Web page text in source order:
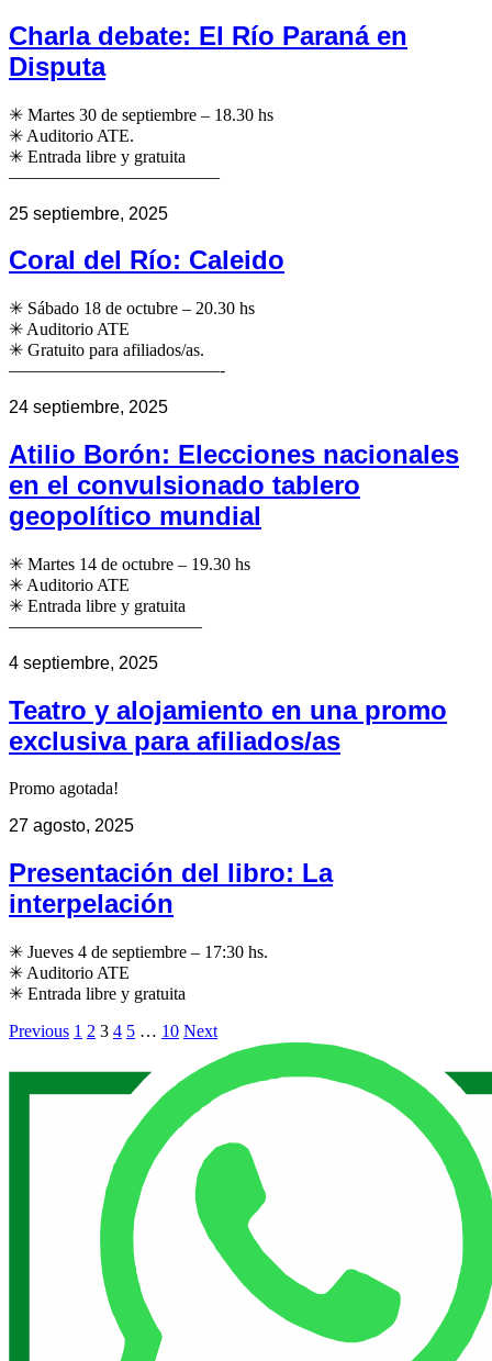
Charla debate: El Río Paraná en
Disputa
✳ Martes 30 de septiembre – 18.30 hs
✳ Auditorio ATE.
✳ Entrada libre y gratuita
————————————
25 septiembre, 2025
Coral del Río: Caleido
✳ Sábado 18 de octubre – 20.30 hs
✳ Auditorio ATE
✳ Gratuito para afiliados/as.
————————————-
24 septiembre, 2025
Atilio Borón: Elecciones nacionales
en el convulsionado tablero
geopolítico mundial
✳ Martes 14 de octubre – 19.30 hs
✳ Auditorio ATE
✳ Entrada libre y gratuita
———————————
4 septiembre, 2025
Teatro y alojamiento en una promo
exclusiva para afiliados/as
Promo agotada!
27 agosto, 2025
Presentación del libro: La
interpelación
✳ Jueves 4 de septiembre – 17:30 hs.
✳ Auditorio ATE
✳ Entrada libre y gratuita
Previous 1 2 3 4 5 … 10 Next